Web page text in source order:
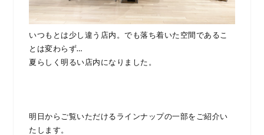
いつもとは少し違う店内。でも落ち着いた空間であるこ
とは変わらず…
夏らしく明るい店内になりました。
明日からご覧いただけるラインナップの一部をご紹介い
たします。